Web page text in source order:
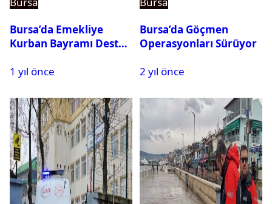
Bursa’da Emekliye
Kurban Bayramı Destek
1 yıl önce
Bursa’da Göçmen
Operasyonları Sürüyor
2 yıl önce